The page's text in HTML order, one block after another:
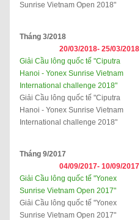
Sunrise Vietnam Open 2018"
Tháng 3/2018
20/03/2018- 25/03/2018
Giải Cầu lông quốc tế "Ciputra
Hanoi - Yonex Sunrise Vietnam
International challenge 2018"
Giải Cầu lông quốc tế "Ciputra
Hanoi - Yonex Sunrise Vietnam
International challenge 2018"
Tháng 9/2017
04/09/2017- 10/09/2017
Giải Cầu lông quốc tế "Yonex
Sunrise Vietnam Open 2017"
Giải Cầu lông quốc tế "Yonex
Sunrise Vietnam Open 2017"